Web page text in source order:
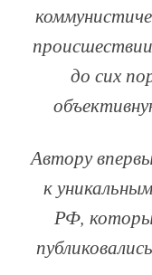
до сих
Автору
к
РФ,